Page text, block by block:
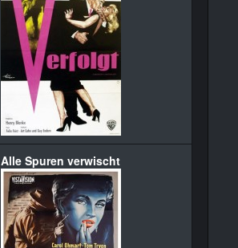
Alle Spuren verwischt